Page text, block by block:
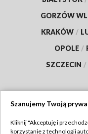
GORZÓW
KRAKÓW /
OPOLE /
SZCZECIN /
Szanujemy Twoją
Kliknij "Akceptuję i
korzystanie z technologii